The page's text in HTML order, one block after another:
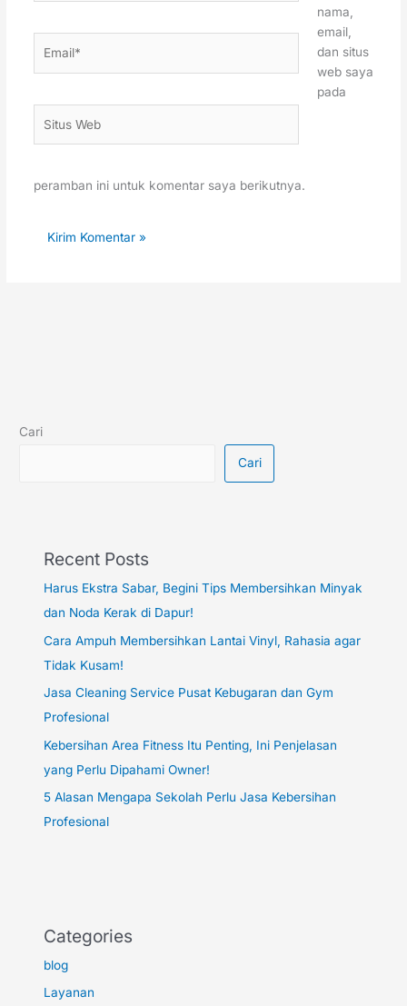
Web
nama,
email,
dan situs
web saya
pada
peramban ini untuk komentar saya berikutnya.
Cari
Cari
Recent Posts
Harus Ekstra Sabar, Begini Tips Membersihkan Minyak
dan Noda Kerak di Dapur!
Cara Ampuh Membersihkan Lantai Vinyl, Rahasia agar
Tidak Kusam!
Jasa Cleaning Service Pusat Kebugaran dan Gym
Profesional
Kebersihan Area Fitness Itu Penting, Ini Penjelasan
yang Perlu Dipahami Owner!
5 Alasan Mengapa Sekolah Perlu Jasa Kebersihan
Profesional
Categories
blog
Layanan